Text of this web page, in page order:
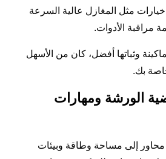
مثل المغازل عالية السرعة
مراقبة الأدوات.
وثباتها أفضل، كان من الأسهل
بك.
الورشة ومهارات
تحتاج الماكينات ذات 5 محاور إلى مساحة وطاقة وبيئات